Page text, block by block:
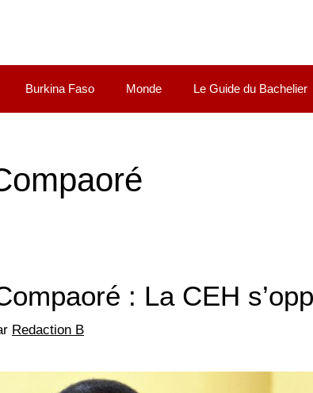
Burkina Faso Monde Le Guide du Bachelier
: La CEH
Redaction B